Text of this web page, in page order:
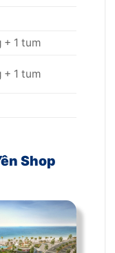
+ 1 tum
+ 1 tum
Shop